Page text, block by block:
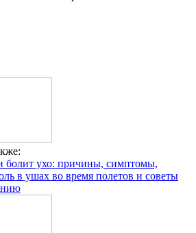
болит ухо: причины, симптомы,
в ушах во время полетов и советы